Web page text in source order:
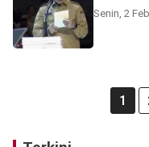
Senin, 2
1